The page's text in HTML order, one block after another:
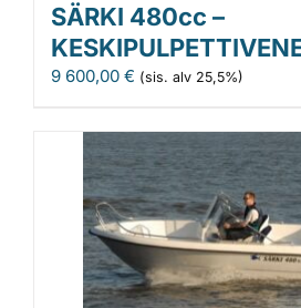
SÄRKI 480cc –
9 600,00 € (sis. alv 25,5%)